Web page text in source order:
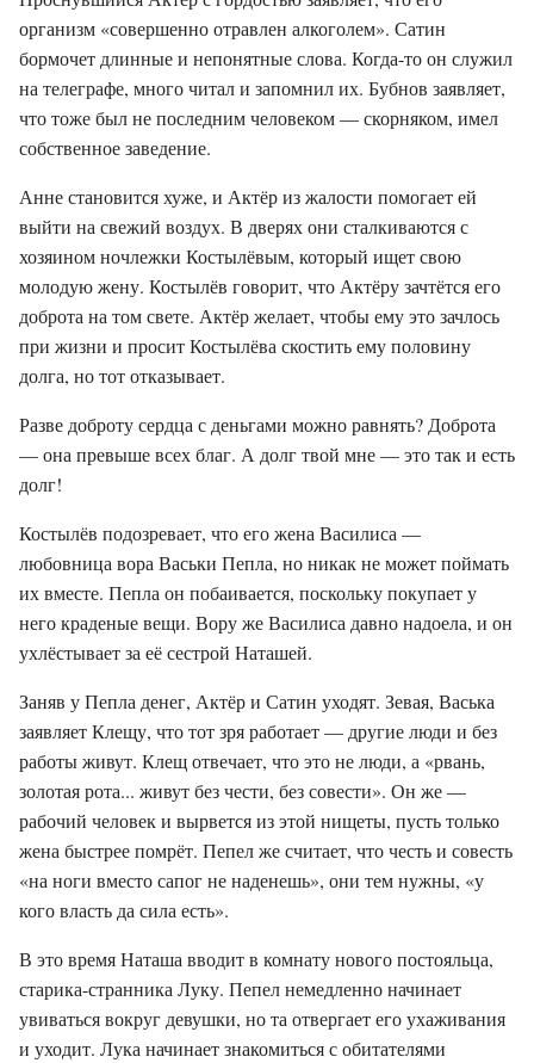
организм «совершенно отравлен алкоголем». Сатин
бормочет длинные и непонятные слова. Когда-то он служил
на телеграфе, много читал и запомнил их. Бубнов заявляет,
что тоже был не последним человеком — скорняком, имел
собственное заведение.
Анне становится хуже, и Актёр из жалости помогает ей
выйти на свежий воздух. В дверях они сталкиваются с
хозяином ночлежки Костылёвым, который ищет свою
молодую жену. Костылёв говорит, что Актёру зачтётся его
доброта на том свете. Актёр желает, чтобы ему это зачлось
при жизни и просит Костылёва скостить ему половину
долга, но тот отказывает.
Разве доброту сердца с деньгами можно равнять? Доброта
— она превыше всех благ. А долг твой мне — это так и есть
долг!
Костылёв подозревает, что его жена Василиса —
любовница вора Васьки Пепла, но никак не может поймать
их вместе. Пепла он побаивается, поскольку покупает у
него краденые вещи. Вору же Василиса давно надоела, и он
ухлёстывает за её сестрой Наташей.
Заняв у Пепла денег, Актёр и Сатин уходят. Зевая, Васька
заявляет Клещу, что тот зря работает — другие люди и без
работы живут. Клещ отвечает, что это не люди, а «рвань,
золотая рота... живут без чести, без совести». Он же —
рабочий человек и вырвется из этой нищеты, пусть только
жена быстрее помрёт. Пепел же считает, что честь и совесть
«на ноги вместо сапог не наденешь», они тем нужны, «у
кого власть да сила есть».
В это время Наташа вводит в комнату нового постояльца,
старика-странника Луку. Пепел немедленно начинает
увиваться вокруг девушки, но та отвергает его ухаживания
и уходит. Лука начинает знакомиться с обитателями